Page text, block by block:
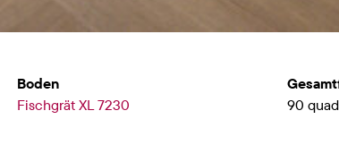
Boden
Fischgrät XL 7230
90